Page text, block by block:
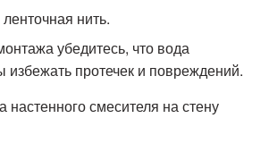
нить.
убедитесь, что вода
избежать протечек и повреждений.
смесителя на стену